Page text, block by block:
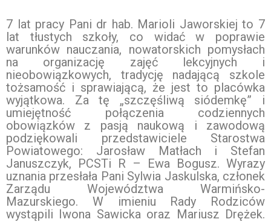
7 lat pracy Pani dr hab. Marioli Jaworskiej to 7
lat tłustych szkoły, co widać w poprawie
warunków nauczania, nowatorskich pomysłach
na organizację zajęć lekcyjnych i
nieobowiązkowych, tradycję nadającą szkole
tożsamość i sprawiającą, że jest to placówka
wyjątkowa. Za tę „szczęśliwą siódemkę” i
umiejętność połączenia codziennych
obowiązków z pasją naukową i zawodową
podziękowali przedstawiciele Starostwa
Powiatowego: Jarosław Matłach i Stefan
Januszczyk, PCSTi R – Ewa Bogusz. Wyrazy
uznania przesłała Pani Sylwia Jaskulska, członek
Zarządu Województwa Warmińsko-
Mazurskiego. W imieniu Rady Rodziców
wystąpili Iwona Sawicka oraz Mariusz Drężek.